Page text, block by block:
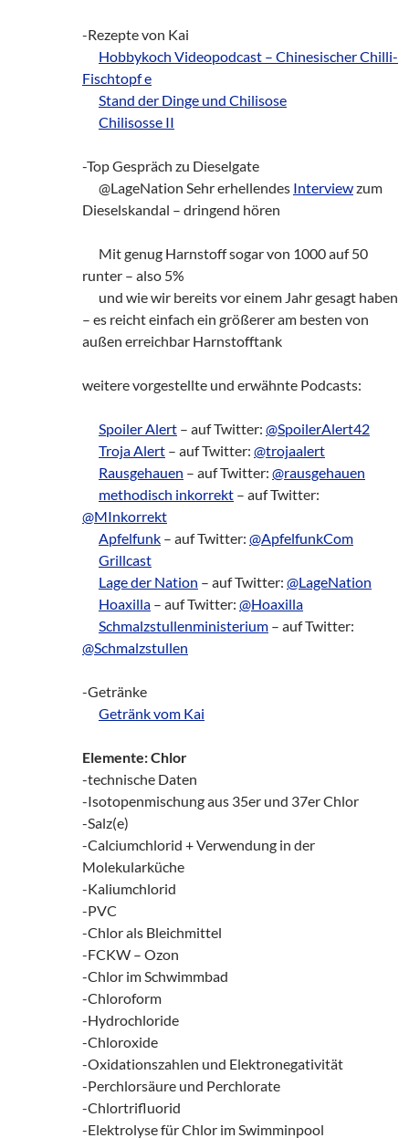
-Rezepte von Kai
Hobbykoch Videopodcast – Chinesischer Chilli-
Fischtopf e
Stand der Dinge und Chilisose
Chilisosse II
-Top Gespräch zu Dieselgate
@LageNation Sehr erhellendes Interviewzum
Dieselskandal – dringend hören
Mit genug Harnstoff sogar von 1000 auf 50
runter – also 5%
und wie wir bereits vor einem Jahr gesagt haben
– es reicht einfach ein größerer am besten von
außen erreichbar Harnstofftank
weitere vorgestellte und erwähnte Podcasts:
Spoiler Alert – auf Twitter: @SpoilerAlert42
Troja Alert – auf Twitter: @trojaalert
Rausgehauen – auf Twitter: @rausgehauen
methodisch inkorrekt – auf Twitter:
@MInkorrekt
Apfelfunk – auf Twitter: @ApfelfunkCom
Grillcast
Lage der Nation – auf Twitter: @LageNation
Hoaxilla – auf Twitter: @Hoaxilla
Schmalzstullenministerium – auf Twitter:
@Schmalzstullen
-Getränke
Getränk vom Kai
Elemente: Chlor
-technische Daten
-Isotopenmischung aus 35er und 37er Chlor
-Salz(e)
-Calciumchlorid + Verwendung in der
Molekularküche
-Kaliumchlorid
-PVC
-Chlor als Bleichmittel
-FCKW – Ozon
-Chlor im Schwimmbad
-Chloroform
-Hydrochloride
-Chloroxide
-Oxidationszahlen und Elektronegativität
-Perchlorsäure und Perchlorate
-Chlortrifluorid
-Elektrolyse für Chlor im Swimminpool